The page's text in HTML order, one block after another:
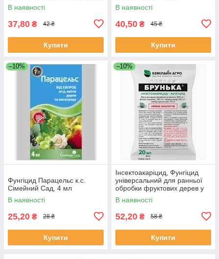
В наявності
37,80 ₴ 42 ₴
Купити
В наявності
40,50 ₴ 45 ₴
Купити
–10%
Фунгіцид Парацельс к.с.
Сімейний Сад, 4 мл
В наявності
25,20 ₴ 28 ₴
Купити
–10%
Інсектоакаріцид, Фунгіцид
універсальний для ранньої
обробки фруктових дерев у
саду Брунька 20мл
В наявності
52,20 ₴ 58 ₴
Купити